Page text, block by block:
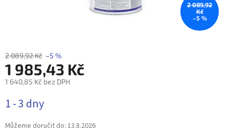
2 089,92
Kč
–5 %
2 089,92 Kč –5 %
1 985,43 Kč
1 640,85 Kč bez DPH
cena:
1 - 3 dny
Můžeme doručit do: 13.8.2026